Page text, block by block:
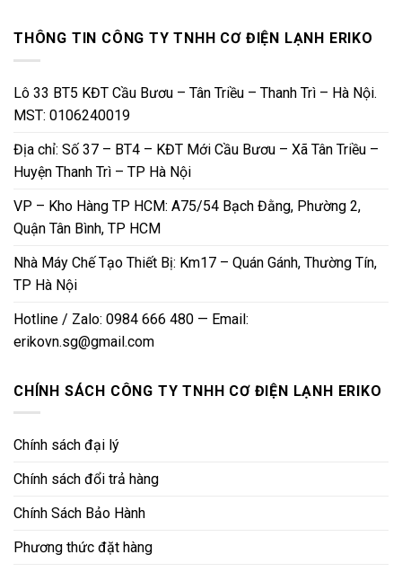
THÔNG TIN CÔNG TY TNHH CƠ ĐIỆN LẠNH ERIKO
Lô 33 BT5 KĐT Cầu Bươu – Tân Triều – Thanh Trì – Hà Nội.
MST: 0106240019
Địa chỉ: Số 37 – BT4 – KĐT Mới Cầu Bươu – Xã Tân Triều –
Huyện Thanh Trì – TP Hà Nội
VP – Kho Hàng TP HCM: A75/54 Bạch Đằng, Phường 2,
Quận Tân Bình, TP HCM
Nhà Máy Chế Tạo Thiết Bị: Km17 – Quán Gánh, Thường Tín,
TP Hà Nội
Hotline / Zalo: 0984 666 480 — Email:
erikovn.sg@gmail.com
CHÍNH SÁCH CÔNG TY TNHH CƠ ĐIỆN LẠNH ERIKO
Chính sách đại lý
Chính sách đổi trả hàng
Chính Sách Bảo Hành
Phương thức đặt hàng